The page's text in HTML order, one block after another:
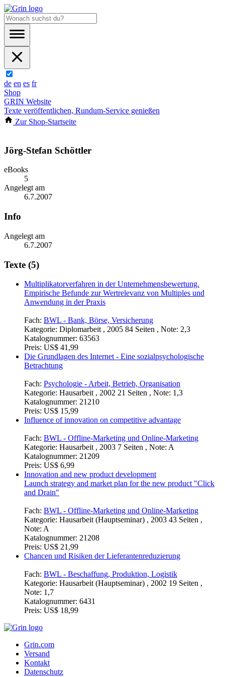
de en es fr
Shop
GRIN Website
Texte veröffentlichen, Rundum-Service genießen
Zur Shop-Startseite
Jörg-Stefan Schöttler
eBooks
5
Angelegt am
6.7.2007
Info
Angelegt am
6.7.2007
Texte (5)
Multiplikatorverfahren in der Unternehmensbewertung.
Empirische Befunde zur Wertrelevanz von Multiples und
Anwendung in der Praxis
Fach: BWL - Bank, Börse, Versicherung
Kategorie: Diplomarbeit , 2005 84 Seiten , Note: 2,3
Katalognummer: 63563
Preis: US$ 41,99
Die Grundlagen des Internet - Eine sozialpsychologische
Betrachtung
Fach: Psychologie - Arbeit, Betrieb, Organisation
Kategorie: Hausarbeit , 2002 21 Seiten , Note: 1,3
Katalognummer: 21210
Preis: US$ 15,99
Influence of innovation on competitive advantage
Fach: BWL - Offline-Marketing und Online-Marketing
Kategorie: Hausarbeit , 2003 7 Seiten , Note: A
Katalognummer: 21209
Preis: US$ 6,99
Innovation and new product development
Launch strategy and market plan for the new product "Click
and Drain"
Fach: BWL - Offline-Marketing und Online-Marketing
Kategorie: Hausarbeit (Hauptseminar) , 2003 43 Seiten ,
Note: A
Katalognummer: 21208
Preis: US$ 21,99
Chancen und Risiken der Lieferantenreduzierung
Fach: BWL - Beschaffung, Produktion, Logistik
Kategorie: Hausarbeit (Hauptseminar) , 2002 19 Seiten ,
Note: 1,7
Katalognummer: 6431
Preis: US$ 18,99
Grin.com
Versand
Kontakt
Datenschutz